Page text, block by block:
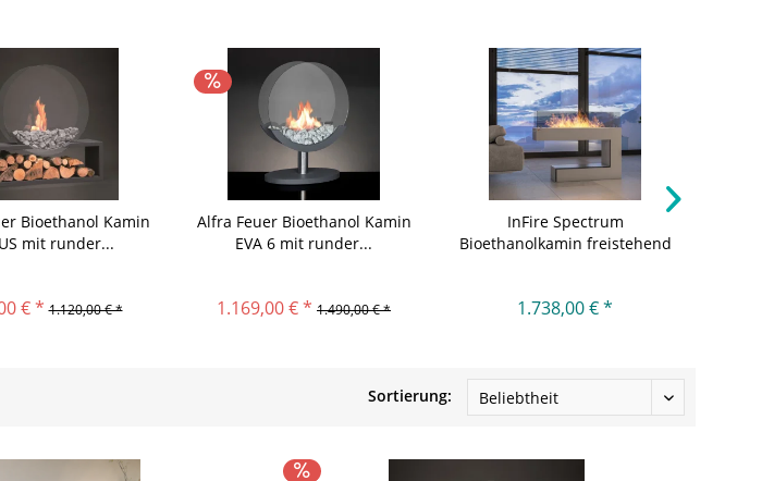
Bioethanol Kamin
mit runder...
€ * 1.120,00 € *
Alfra Feuer Bioethanol Kamin
EVA 6 mit runder...
1.169,00 € * 1.490,00 € *
InFire Spectrum
Bioethanolkamin freistehend
1.738,00 € *
Sortierung: